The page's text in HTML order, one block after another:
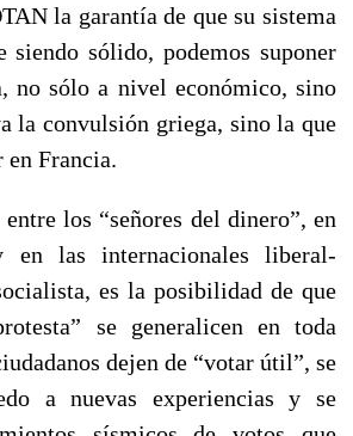
la garantía de que su sistema
siendo sólido, podemos suponer
no sólo a nivel económico, sino
la convulsión griega, sino la que
en Francia.
los “señores del dinero”, en
en las internacionales liberal-
es la posibilidad de que
se generalicen en toda
dejen de “votar útil”, se
a nuevas experiencias y se